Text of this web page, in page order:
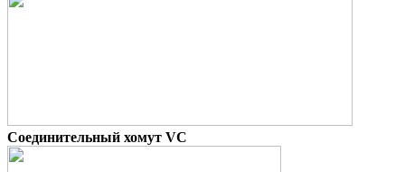
Соединительный хомут VC